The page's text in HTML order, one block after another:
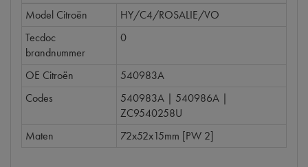
Model Citroën
HY/C4/ROSALIE/VO
Tecdoc
brandnummer
0
OE Citroën
540983A
Codes
540983A | 540986A |
ZC9540258U
Maten
72x52x15mm [PW 2]